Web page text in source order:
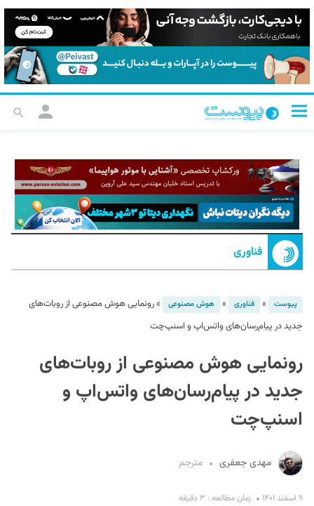
فناوری
پیوست » فناوری » هوش مصنوعی »رونمایی هوش مصنوعی از روبات‌های
جدید در پیام‌رسان‌های واتس‌اپ و اسنپ‌چت
رونمایی هوش مصنوعی از روبات‌های
جدید در پیام‌رسان‌های واتس‌اپ و
اسنپ‌چت
مهدی جعفری مترجم
۹ اسفند ۱۴۰۱ زمان مطالعه : ۳ دقیقه